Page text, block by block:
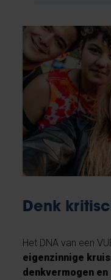
Denk
Het DNA van een
eigenzinnige
denkvermogen